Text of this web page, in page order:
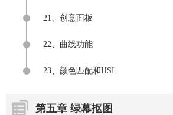
21、创意面板
22、曲线功能
23、颜色匹配和HSL
第五章 绿幕抠图